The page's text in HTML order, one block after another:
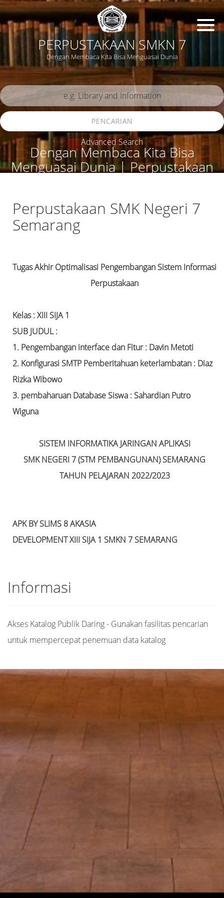
PERPUSTAKAAN SMKN 7
Dengan Membaca Kita Bisa Menguasai Dunia
Dengan Membaca Kita Bisa
Menguasai Dunia | Perpustakaan
PENCARIAN
Advanced Search
Perpustakaan SMK Negeri 7
Semarang
Tugas Akhir Optimalisasi Pengembangan Sistem Informasi
Perpustakaan
Kelas : XIII SIJA 1
SUB JUDUL :
1. Pengembangan interface dan Fitur : Davin Metoti
2. Konfigurasi SMTP Pemberitahuan keterlambatan : Diaz
Rizka Wibowo
3. pembaharuan Database Siswa : Sahardian Putro
Wiguna
SISTEM INFORMATIKA JARINGAN APLIKASI
SMK NEGERI 7 (STM PEMBANGUNAN) SEMARANG
TAHUN PELAJARAN 2022/2023
APK BY SLIMS 8 AKASIA
DEVELOPMENT XIII SIJA 1 SMKN 7 SEMARANG
Informasi
Akses Katalog Publik Daring - Gunakan fasilitas pencarian
untuk mempercepat penemuan data katalog
ISBN/ISSN
Tipe Koleksi
Lokasi